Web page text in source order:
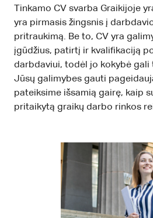
Tinkamo CV svarba Graikijoje
yra pirmasis žingsnis į
pritraukimą. Be to, CV yra
įgūdžius, patirtį ir kvalifikaciją
darbdaviui, todėl jo kokybė gali
Jūsų galimybes gauti
pateiksime išsamią gairę, kaip
pritaikytą graikų darbo rinkos